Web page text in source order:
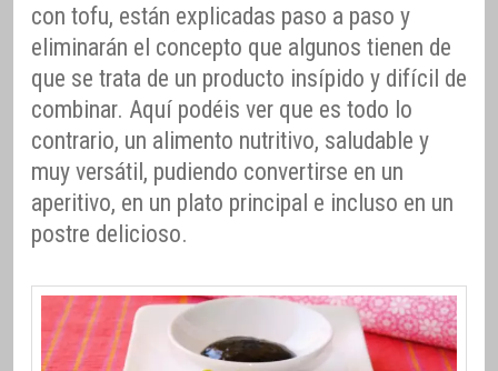
con tofu, están explicadas paso a paso y
eliminarán el concepto que algunos tienen de
que se trata de un producto insípido y difícil de
combinar. Aquí podéis ver que es todo lo
contrario, un alimento nutritivo, saludable y
muy versátil, pudiendo convertirse en un
aperitivo, en un plato principal e incluso en un
postre delicioso.